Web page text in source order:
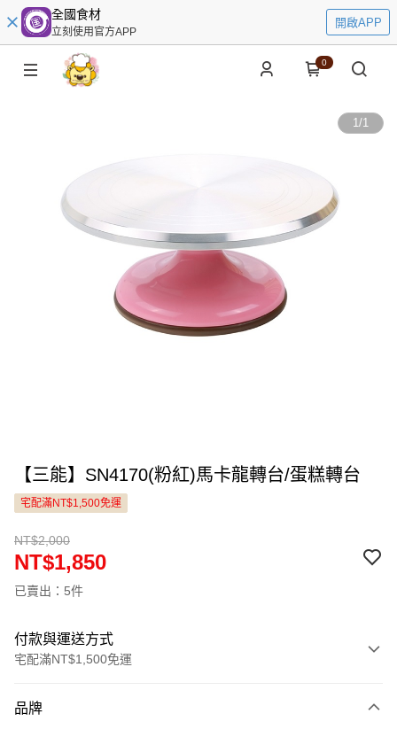
全國食材
立刻使用官方APP
開啟APP
0
1/1
【三能】SN4170(粉紅)馬卡龍轉台/蛋糕轉台
宅配滿NT$1,500免運
NT$2,000
NT$1,850
已賣出：5件
付款與運送方式
宅配滿NT$1,500免運
信用卡一次付款
品牌